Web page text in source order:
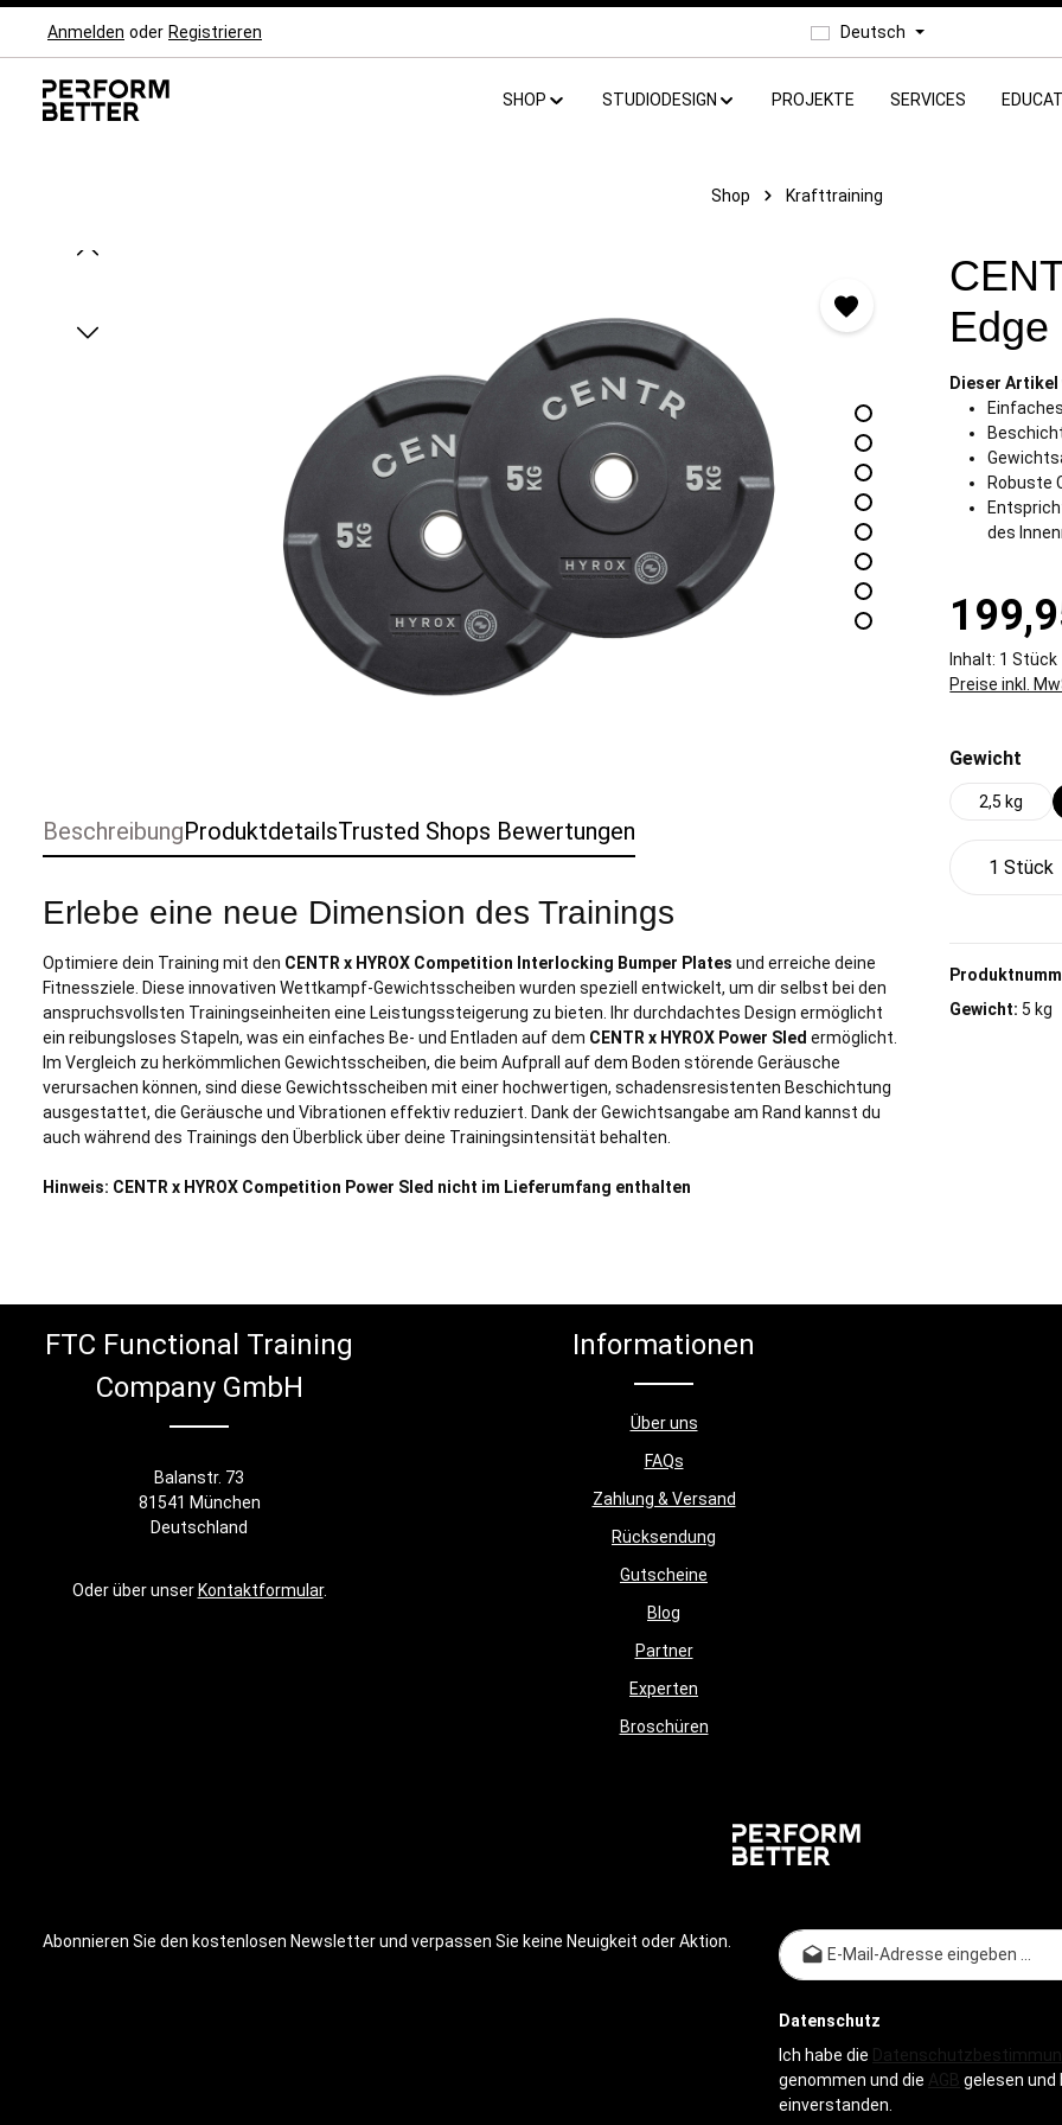
Hauptnavigation springen
Anmelden oder Registrieren Deutsch
SHOP STUDIODESIGN PROJEKTE SERVICES
Shop Krafttraining
Bildergalerie überspringen
Dieser
Robuste
des
Inhalt: 1 Stück
Preise inkl.
Gewicht
2,5 kg
Produkt
Gewicht: 5 kg
BeschreibungProduktdetailsTrusted Shops Bewertungen
Erlebe eine neue Dimension des Trainings
Optimiere dein Training mit den CENTR x HYROX Competition Interlocking Bumper Plates und erreiche deine
Fitnessziele. Diese innovativen Wettkampf-Gewichtsscheiben wurden speziell entwickelt, um dir selbst bei den
anspruchsvollsten Trainingseinheiten eine Leistungssteigerung zu bieten. Ihr durchdachtes Design ermöglicht
ein reibungsloses Stapeln, was ein einfaches Be- und Entladen auf dem CENTR x HYROX Power Sled ermöglicht.
Im Vergleich zu herkömmlichen Gewichtsscheiben, die beim Aufprall auf dem Boden störende Geräusche
verursachen können, sind diese Gewichtsscheiben mit einer hochwertigen, schadensresistenten Beschichtung
ausgestattet, die Geräusche und Vibrationen effektiv reduziert. Dank der Gewichtsangabe am Rand kannst du
auch während des Trainings den Überblick über deine Trainingsintensität behalten.
Hinweis: CENTR x HYROX Competition Power Sled nicht im Lieferumfang enthalten
FTC Functional Training
Company GmbH
Balanstr. 73
81541 München
Deutschland
Oder über unser Kontaktformular.
Informationen
Über uns
FAQs
Zahlung & Versand
Rücksendung
Gutscheine
Blog
Partner
Experten
Broschüren
Abonnieren Sie den kostenlosen Newsletter und verpassen Sie keine Neuigkeit oder Aktion.
Datenschutz
Ich habe die
genommen und die AGB gelesen und
einverstanden.